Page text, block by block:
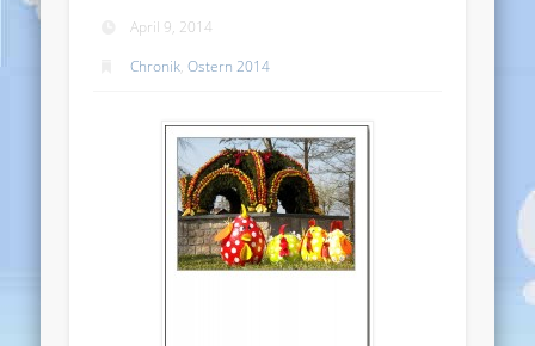
April 9, 2014
Chronik,Ostern 2014